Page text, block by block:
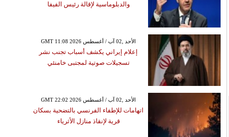
والدبلوماسية لإقالة رئيس الفيفا
GMT 11:08 2026 الأحد ,02 آب / أغسطس
إعلام إيراني يكشف أسباب تجنب نشر
تسجيلات صوتية لمجتبى خامنئي
GMT 22:02 2026 الأحد ,02 آب / أغسطس
اتهامات للإطفاء الفرنسي بالتضحية بسكان
قرية لإنقاذ منازل الأثرياء